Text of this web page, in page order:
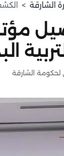
الشارقة >
لحكومة الشارقة